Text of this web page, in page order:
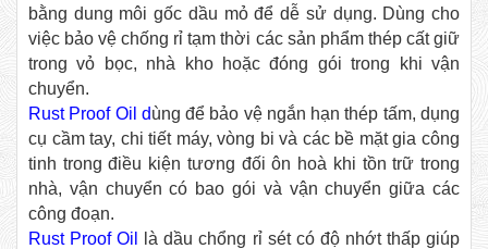
bằng dung môi gốc dầu mỏ để dễ sử dụng. Dùng cho
việc bảo vệ chống rỉ tạm thời các sản phẩm thép cất giữ
trong vỏ bọc, nhà kho hoặc đóng gói trong khi vận
chuyển.
Rust Proof Oil dùng để bảo vệ ngắn hạn thép tấm, dụng
cụ cầm tay, chi tiết máy, vòng bi và các bề mặt gia công
tinh trong điều kiện tương đối ôn hoà khi tồn trữ trong
nhà, vận chuyển có bao gói và vận chuyển giữa các
công đoạn.
Rust Proof Oil
là dầu chổng rỉ sét có độ nhớt thấp giúp